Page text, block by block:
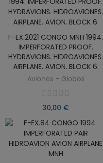
AÑADIR AL CARRITO
F-EX.2021 CONGO MNH 1994.
IMPERFORATED PROOF.
HYDRAVIONS. HIDROAVIONES.
AIRPLANE. AVION. BLOCK 6.
Aviones - Globos
30,00 €